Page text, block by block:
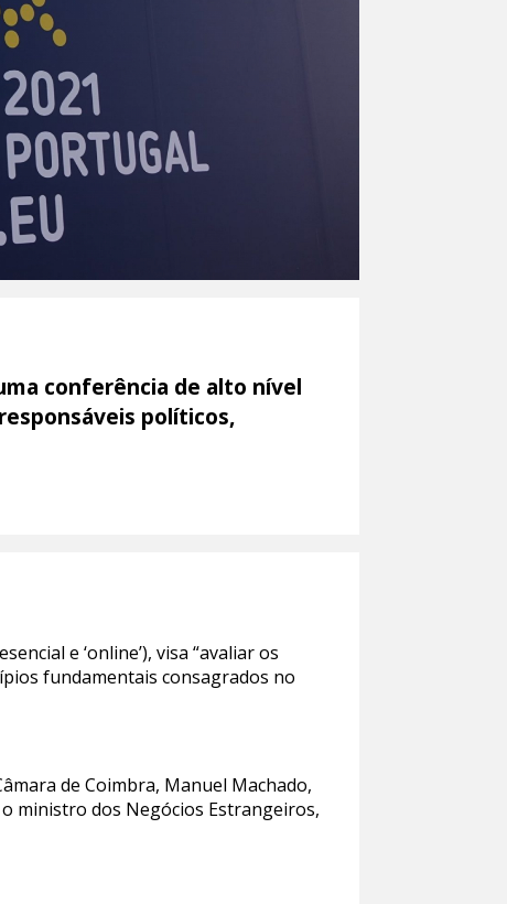
conferência de alto nível
políticos,
e ‘online’), visa “avaliar os
fundamentais consagrados no
de Coimbra, Manuel Machado,
ministro dos Negócios Estrangeiros,